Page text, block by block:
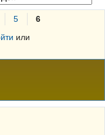
5
6
или